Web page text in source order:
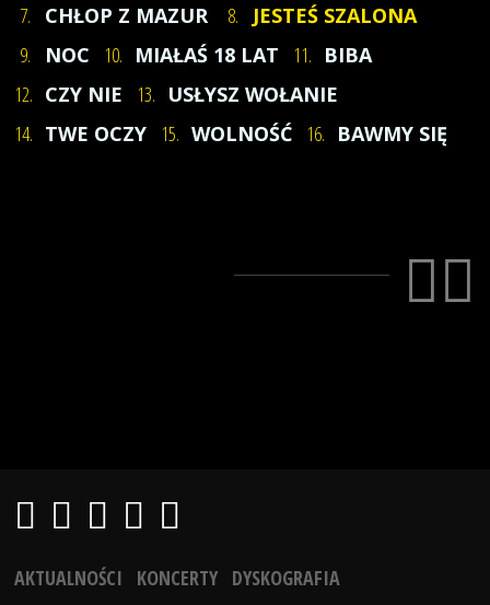
7.
CHŁOP Z MAZUR 8.
JESTEŚ SZALONA
9.
NOC 10. MIAŁAŚ 18 LAT 11. BIBA
12. CZY NIE 13. USŁYSZ WOŁANIE
14. TWE OCZY 15. WOLNOŚĆ 16. BAWMY SIĘ
AKTUALNOŚCI KONCERTY DYSKOGRAFIA